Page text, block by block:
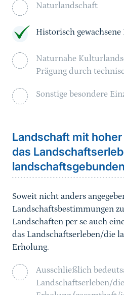
Naturlandschaft
Historisch
Naturnahe
Prägung durch
Sonstige besondere
Landschaft mit
das
Soweit nicht anders
Landschaftsbestimmungen
Landschaften per se auch
das Landschaftserleben/die
Erholung.
Ausschließlich
Landschaftserleben/